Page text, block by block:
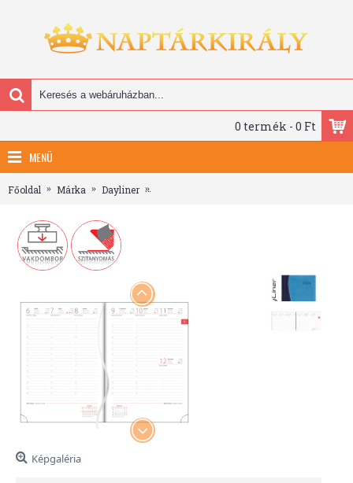
0 termék - 0 Ft
MENÜ
Főoldal Márka Dayliner
Képgaléria